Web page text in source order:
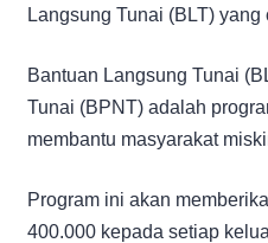
Langsung Tunai (BLT) yang
Bantuan Langsung Tunai
Tunai (BPNT) adalah
membantu masyarakat
Program ini akan
400.000 kepada setiap